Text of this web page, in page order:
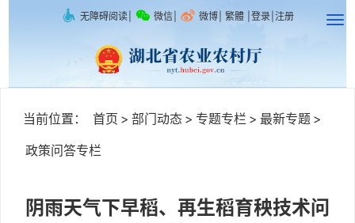
无障碍阅读 微信 微博 繁體 登录 注册
当前位置： 首页 > 部门动态 > 专题专栏 > 最新专题 >
政策问答专栏
阴雨天气下早稻、再生稻育秧技术问